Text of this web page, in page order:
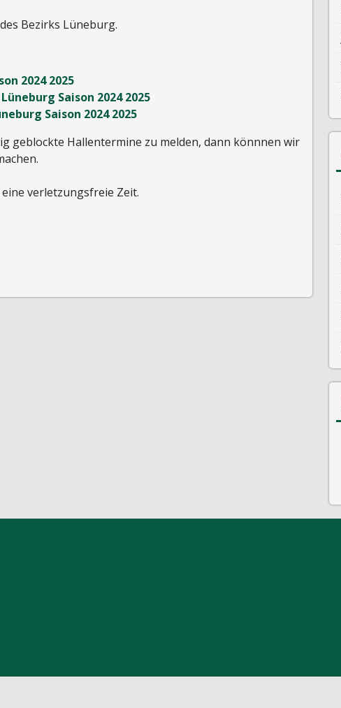
Bezirks Lüneburg.
2024 2025
Saison 2024 2025
Saison 2024 2025
geblockte Hallentermine zu melden, dann könnnen wir
verletzungsfreie Zeit.